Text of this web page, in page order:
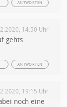
ANTWORTEN
14:50 Uhr
gehts
ANTWORTEN
19:15 Uhr
noch eine